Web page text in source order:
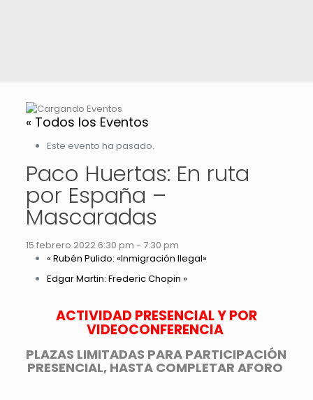
« Todos los Eventos
Este evento ha pasado.
Paco Huertas: En ruta
por España –
Mascaradas
15 febrero 2022 6:30 pm - 7:30 pm
« Rubén Pulido: «Inmigración Ilegal»
Edgar Martin: Frederic Chopin »
ACTIVIDAD PRESENCIAL Y POR
VIDEOCONFERENCIA
PLAZAS LIMITADAS PARA PARTICIPACIÓN
PRESENCIAL, HASTA COMPLETAR AFORO